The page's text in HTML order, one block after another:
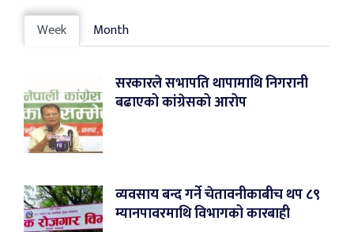
Week Month
सरकारले सभापति थापामाथि निगरानी
बढाएको कांग्रेसको आरोप
व्यवसाय बन्द गर्ने चेतावनीकाबीच थप ८९
म्यानपावरमाथि विभागको कारबाही